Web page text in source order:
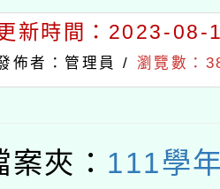
新時間：2023-08-
佈者：管理員 / 瀏覽數：
案夾： 111學